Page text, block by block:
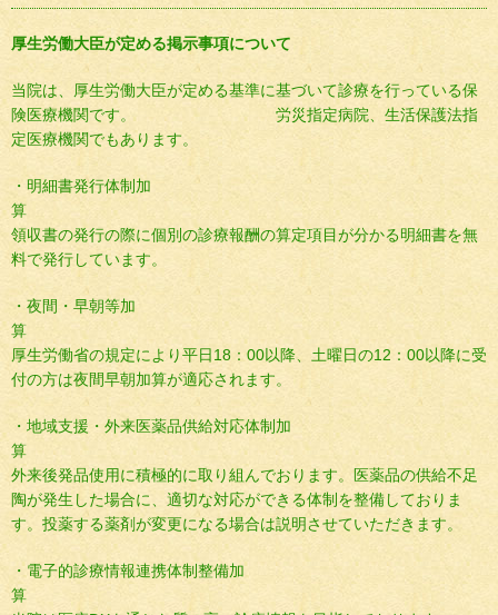
厚生労働大臣が定める掲示事項について
当院は、厚生労働大臣が定める基準に基づいて診療を行っている保
険医療機関です。 労災指定病院、生活保護法指
定医療機関でもあります。
・明細書発行体制加
領収書の発行の際に個別の診療報酬の算定項目が分かる明細書を無
料で発行しています。
・夜間・早朝等加
厚生労働省の規定により平日18：00以降、土曜日の12：00以降に受
付の方は夜間早朝加算が適応されます。
・地域支援・外来医薬品供給対応体制加
外来後発品使用に積極的に取り組んでおります。医薬品の供給不足
陶が発生した場合に、適切な対応ができる体制を整備しておりま
す。投薬する薬剤が変更になる場合は説明させていただきます。
・電子的診療情報連携体制整備加